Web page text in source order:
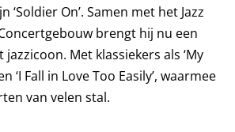
‘Soldier On’. Samen met het Jazz
brengt hij nu een
Met klassiekers als ‘My
‘I Fall in Love Too Easily’, waarmee
van velen stal.